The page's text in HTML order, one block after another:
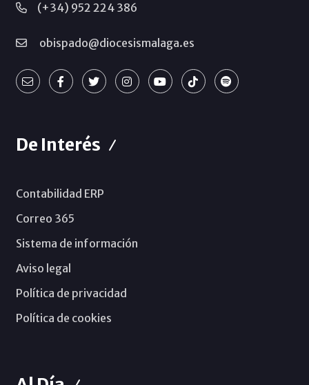
(+34) 952 224 386
obispado@diocesismalaga.es
De Interés
Contabilidad ERP
Correo 365
Sistema de información
Aviso legal
Política de privacidad
Política de cookies